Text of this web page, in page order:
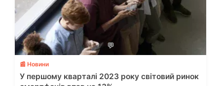
💬
📰 Новини
У першому кварталі 2023 року світовий ринок